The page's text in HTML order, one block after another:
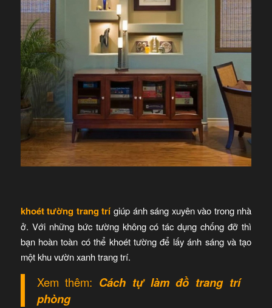
khoét tường trang trí giúp ánh sáng xuyên vào trong nhà
ở. Với những bức tường không có tác dụng chống đỡ thì
bạn hoàn toàn có thể khoét tường để lấy ánh sáng và tạo
một khu vườn xanh trang trí.
Xem thêm: Cách tự làm đồ trang trí
phòng